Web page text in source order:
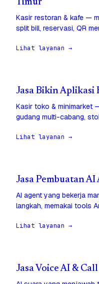
Timur
Kasir restoran & kafe —
split bill, reservasi, QR
Lihat layanan →
Jasa Bikin Aplikasi
Kasir toko & minimarket
gudang multi-cabang,
Lihat layanan →
Jasa Pembuatan
AI agent yang bekerja
langkah, memakai tools
Lihat layanan →
Jasa Voice AI &